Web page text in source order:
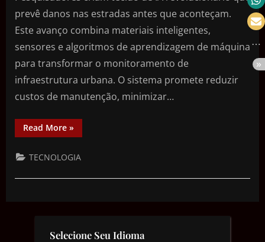
prevê danos nas estradas antes que aconteçam.
Este avanço combina materiais inteligentes,
sensores e algoritmos de aprendizagem de máquina
para transformar o monitoramento de
infraestrutura urbana. O sistema promete reduzir
custos de manutenção, minimizar…
Read More »
TECNOLOGIA
Selecione Seu Idioma